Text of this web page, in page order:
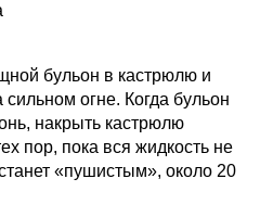
бульон в кастрюлю и
огне. Когда бульон
накрыть кастрюлю
пор, пока вся жидкость не
«пушистым», около 20